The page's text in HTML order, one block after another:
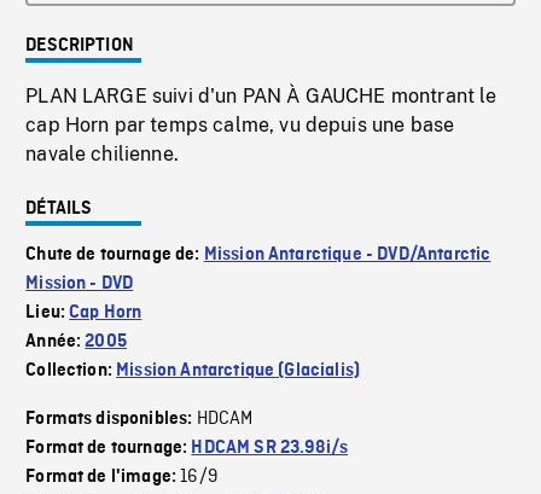
DESCRIPTION
PLAN LARGE suivi d'un PAN À GAUCHE montrant le
cap Horn par temps calme, vu depuis une base
navale chilienne.
DÉTAILS
Chute de tournage de: Mission Antarctique - DVD/Antarctic
Mission - DVD
Lieu:Cap Horn
Année:2005
Collection: Mission Antarctique (Glacialis)
Formats disponibles: HDCAM
Format de tournage: HDCAM SR 23.98i/s
Format de l'image:16/9